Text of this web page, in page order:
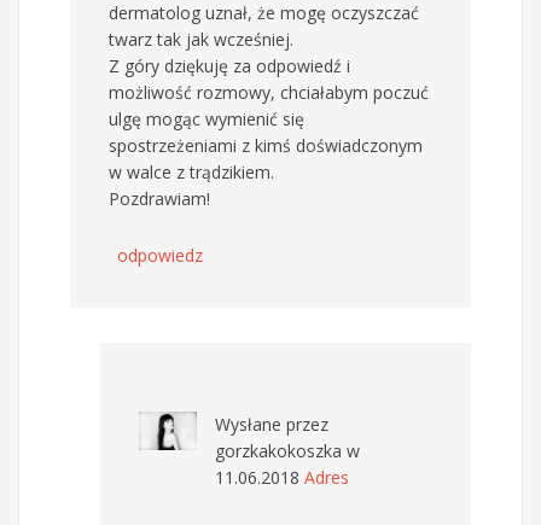
dermatolog uznał, że mogę oczyszczać
twarz tak jak wcześniej.
Z góry dziękuję za odpowiedź i
możliwość rozmowy, chciałabym poczuć
ulgę mogąc wymienić się
spostrzeżeniami z kimś doświadczonym
w walce z trądzikiem.
Pozdrawiam!
odpowiedz
Wysłane przez
gorzkakokoszka w
11.06.2018 Adres